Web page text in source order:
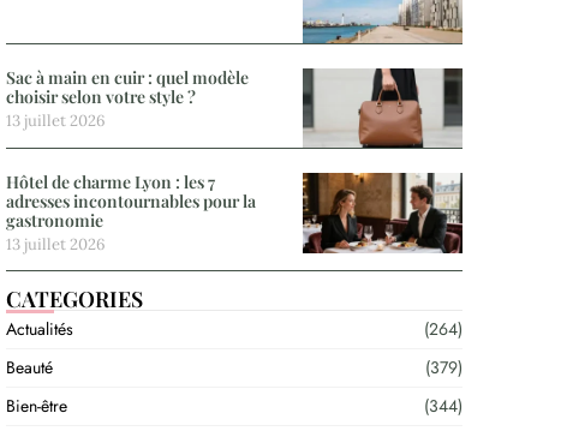
Sac à main en cuir : quel modèle
choisir selon votre style ?
13 juillet 2026
Hôtel de charme Lyon : les 7
adresses incontournables pour la
gastronomie
13 juillet 2026
CATEGORIES
Actualités
(264)
Beauté
(379)
Bien-être
(344)